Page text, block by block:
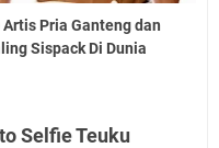
Artis Pria Ganteng dan
Sispack Di Dunia
Selfie Teuku